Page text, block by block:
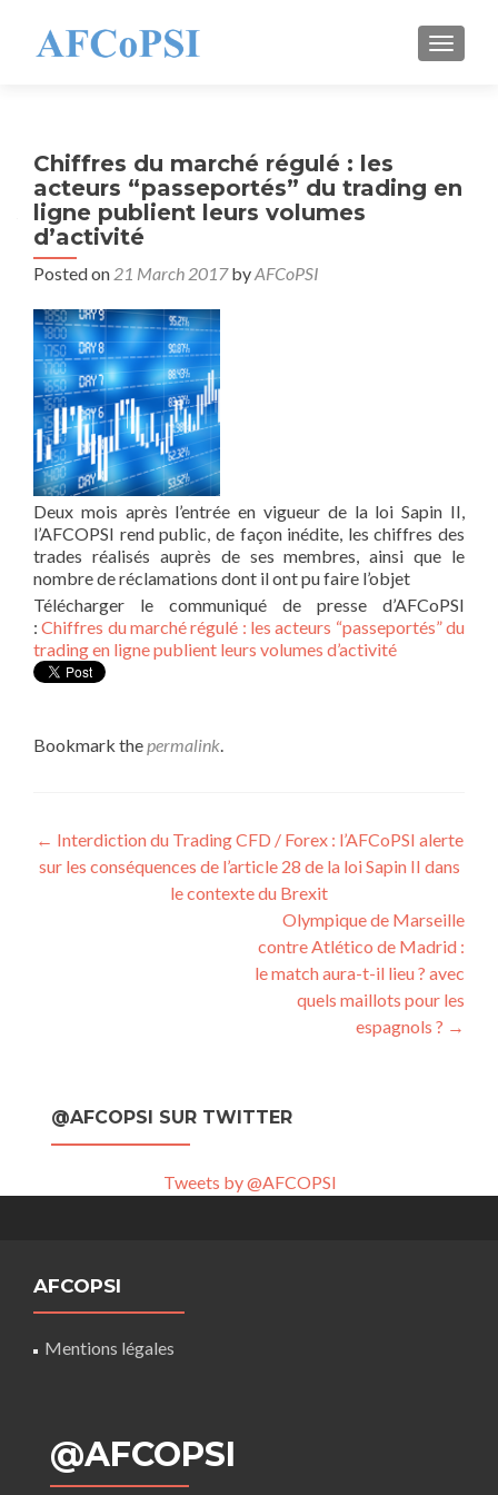
Chiffres du marché régulé : les
acteurs “passeportés” du trading en
ligne publient leurs volumes
d’activité
Posted on 21 March 2017byAFCoPSI
Deux mois après l’entrée en vigueur de la loi Sapin II,
l’AFCOPSI rend public, de façon inédite, les chiffres des
trades réalisés auprès de ses membres, ainsi que le
nombre de réclamations dont il ont pu faire l’objet
Télécharger le communiqué de presse d’AFCoPSI
:Chiffres du marché régulé : les acteurs “passeportés” du
trading en ligne publient leurs volumes d’activité
Bookmark thepermalink.
Post navigation
← Interdiction du Trading CFD / Forex : l’AFCoPSI alerte
sur les conséquences de l’article 28 de la loi Sapin II dans
le contexte du Brexit
Olympique de Marseille
contre Atlético de Madrid :
le match aura-t-il lieu ? avec
quels maillots pour les
espagnols ? →
@AFCOPSI SUR TWITTER
Tweets by @AFCOPSI
AFCOPSI
Mentions légales
@AFCOPSI